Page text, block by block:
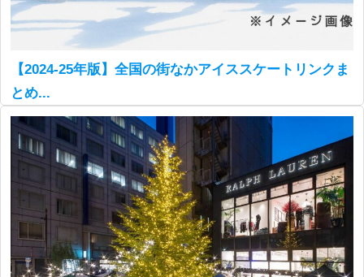
【2024-25年版】全国の街なかアイススケートリンクま
とめ...